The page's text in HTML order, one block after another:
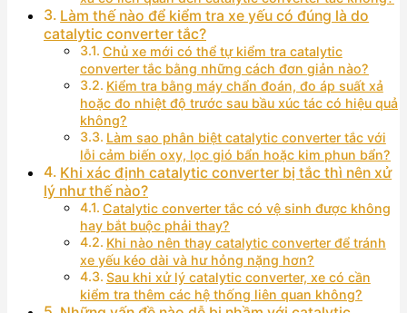
Làm thế nào để kiểm tra xe yếu có đúng là do
catalytic converter tắc?
Chủ xe mới có thể tự kiểm tra catalytic
converter tắc bằng những cách đơn giản nào?
Kiểm tra bằng máy chẩn đoán, đo áp suất xả
hoặc đo nhiệt độ trước sau bầu xúc tác có hiệu quả
không?
Làm sao phân biệt catalytic converter tắc với
lỗi cảm biến oxy, lọc gió bẩn hoặc kim phun bẩn?
Khi xác định catalytic converter bị tắc thì nên xử
lý như thế nào?
Catalytic converter tắc có vệ sinh được không
hay bắt buộc phải thay?
Khi nào nên thay catalytic converter để tránh
xe yếu kéo dài và hư hỏng nặng hơn?
Sau khi xử lý catalytic converter, xe có cần
kiểm tra thêm các hệ thống liên quan không?